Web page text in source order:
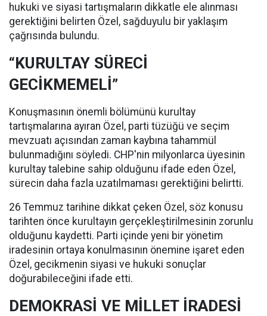
hukuki ve siyasi tartışmaların dikkatle ele alınması
gerektiğini belirten Özel, sağduyulu bir yaklaşım
çağrısında bulundu.
“KURULTAY SÜRECİ
GECİKMEMELİ”
Konuşmasının önemli bölümünü kurultay
tartışmalarına ayıran Özel, parti tüzüğü ve seçim
mevzuatı açısından zaman kaybına tahammül
bulunmadığını söyledi. CHP'nin milyonlarca üyesinin
kurultay talebine sahip olduğunu ifade eden Özel,
sürecin daha fazla uzatılmaması gerektiğini belirtti.
26 Temmuz tarihine dikkat çeken Özel, söz konusu
tarihten önce kurultayın gerçekleştirilmesinin zorunlu
olduğunu kaydetti. Parti içinde yeni bir yönetim
iradesinin ortaya konulmasının önemine işaret eden
Özel, gecikmenin siyasi ve hukuki sonuçlar
doğurabileceğini ifade etti.
DEMOKRASİ VE MİLLET İRADESİ